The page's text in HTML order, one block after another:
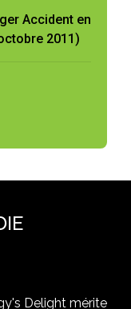
Accident en
2011)
Delight mérite